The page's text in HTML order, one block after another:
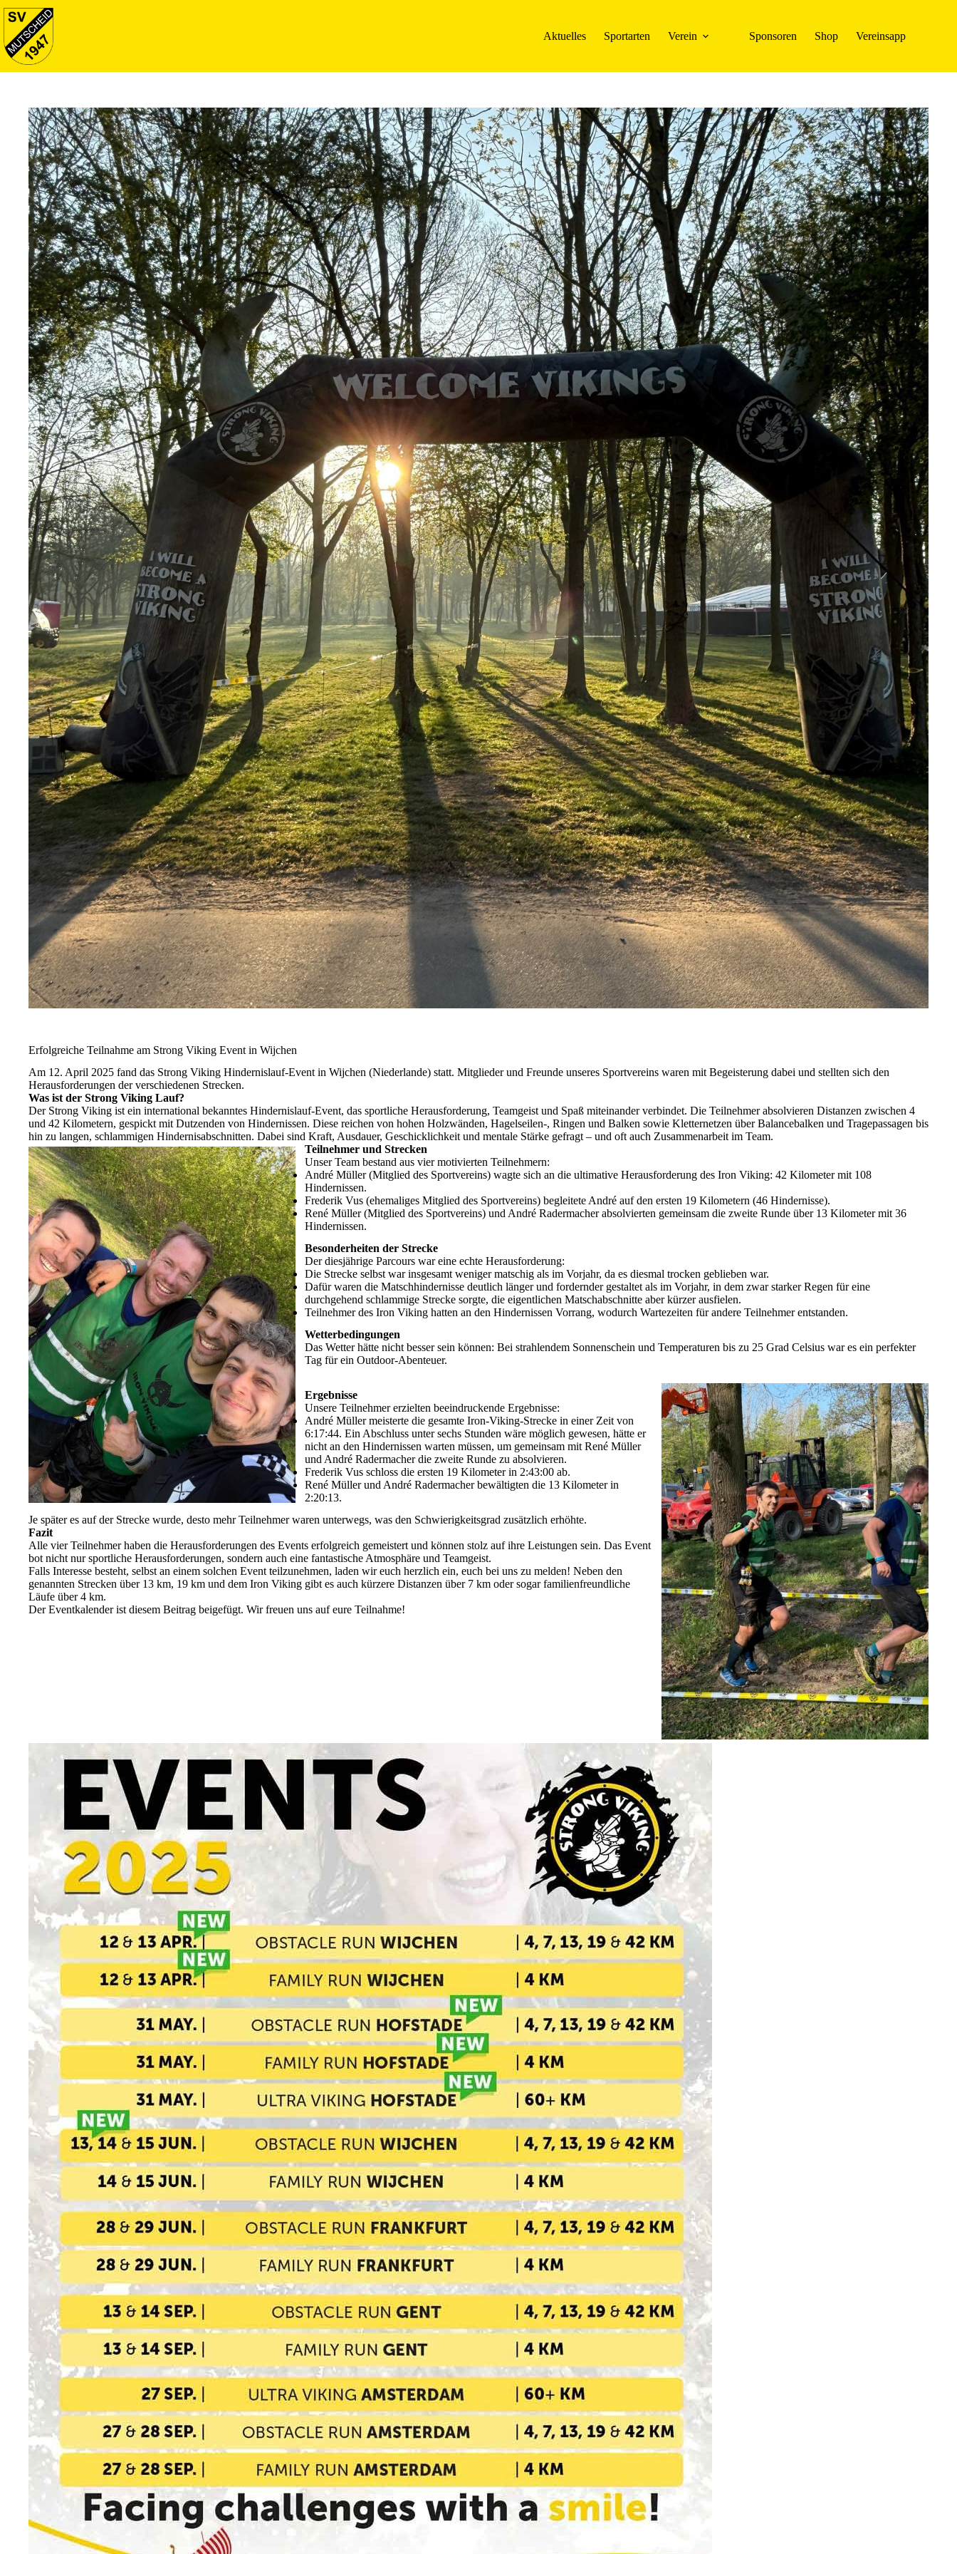
Aktuelles Sportarten Verein Sponsoren Shop Vereinsapp
Erfolgreiche Teilnahme am Strong Viking Event in Wijchen
Am 12. April 2025 fand das Strong Viking Hindernislauf-Event in Wijchen (Niederlande) statt. Mitglieder und Freunde unseres Sportvereins waren mit Begeisterung dabei und stellten sich den
Herausforderungen der verschiedenen Strecken.
Was ist der Strong Viking Lauf?
Der Strong Viking ist ein international bekanntes Hindernislauf-Event, das sportliche Herausforderung, Teamgeist und Spaß miteinander verbindet. Die Teilnehmer absolvieren Distanzen zwischen 4
und 42 Kilometern, gespickt mit Dutzenden von Hindernissen. Diese reichen von hohen Holzwänden, Hagelseilen-, Ringen und Balken sowie Kletternetzen über Balancebalken und Tragepassagen bis
hin zu langen, schlammigen Hindernisabschnitten. Dabei sind Kraft, Ausdauer, Geschicklichkeit und mentale Stärke gefragt – und oft auch Zusammenarbeit im Team.
Teilnehmer und Strecken
Unser Team bestand aus vier motivierten Teilnehmern:
André Müller (Mitglied des Sportvereins) wagte sich an die ultimative Herausforderung des Iron Viking: 42 Kilometer mit 108
Hindernissen.
Frederik Vus (ehemaliges Mitglied des Sportvereins) begleitete André auf den ersten 19 Kilometern (46 Hindernisse).
René Müller (Mitglied des Sportvereins) und André Radermacher absolvierten gemeinsam die zweite Runde über 13 Kilometer mit 36
Hindernissen.
Besonderheiten der Strecke
Der diesjährige Parcours war eine echte Herausforderung:
Die Strecke selbst war insgesamt weniger matschig als im Vorjahr, da es diesmal trocken geblieben war.
Dafür waren die Matschhindernisse deutlich länger und fordernder gestaltet als im Vorjahr, in dem zwar starker Regen für eine
durchgehend schlammige Strecke sorgte, die eigentlichen Matschabschnitte aber kürzer ausfielen.
Teilnehmer des Iron Viking hatten an den Hindernissen Vorrang, wodurch Wartezeiten für andere Teilnehmer entstanden.
Wetterbedingungen
Das Wetter hätte nicht besser sein können: Bei strahlendem Sonnenschein und Temperaturen bis zu 25 Grad Celsius war es ein perfekter
Tag für ein Outdoor-Abenteuer.
Ergebnisse
Unsere Teilnehmer erzielten beeindruckende Ergebnisse:
André Müller meisterte die gesamte Iron-Viking-Strecke in einer Zeit von
6:17:44. Ein Abschluss unter sechs Stunden wäre möglich gewesen, hätte er
nicht an den Hindernissen warten müssen, um gemeinsam mit René Müller
und André Radermacher die zweite Runde zu absolvieren.
Frederik Vus schloss die ersten 19 Kilometer in 2:43:00 ab.
René Müller und André Radermacher bewältigten die 13 Kilometer in
2:20:13.
Je später es auf der Strecke wurde, desto mehr Teilnehmer waren unterwegs, was den Schwierigkeitsgrad zusätzlich erhöhte.
Fazit
Alle vier Teilnehmer haben die Herausforderungen des Events erfolgreich gemeistert und können stolz auf ihre Leistungen sein. Das Event
bot nicht nur sportliche Herausforderungen, sondern auch eine fantastische Atmosphäre und Teamgeist.
Falls Interesse besteht, selbst an einem solchen Event teilzunehmen, laden wir euch herzlich ein, euch bei uns zu melden! Neben den
genannten Strecken über 13 km, 19 km und dem Iron Viking gibt es auch kürzere Distanzen über 7 km oder sogar familienfreundliche
Läufe über 4 km.
Der Eventkalender ist diesem Beitrag beigefügt. Wir freuen uns auf eure Teilnahme!